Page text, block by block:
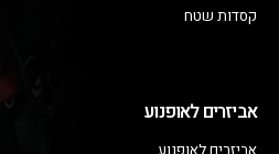
קסדות שטח
אביזרים לאופנוע